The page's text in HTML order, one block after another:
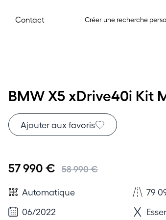
Contact Créer une recherche
BMW X5 xDrive40i Kit
Ajouter aux favoris
57 990 € 58 990 €
Automatique
79
06/2022